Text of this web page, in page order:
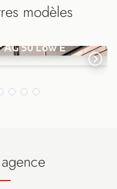
modèles
50 Low E